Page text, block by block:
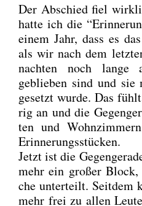
Der Abschied fiel
hat­te ich die
einem Jahr, dass es
als wir nach dem
nach­ten noch lan­ge
geblie­ben sind und
gesetzt wur­de. Das
rig an und die
ten und
Erin­ne­rungs­stü­cken.
Jetzt ist die
mehr ein gro­ßer
che unter­teilt. Seit­dem
mehr frei zu allen